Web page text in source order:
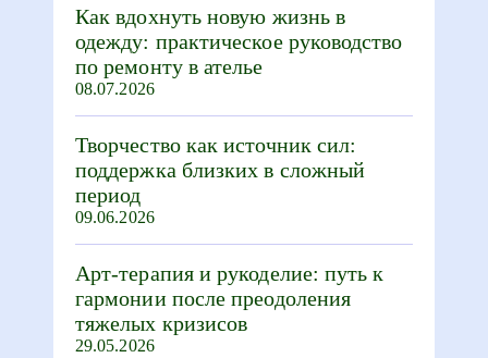
Как вдохнуть новую жизнь в
одежду: практическое руководство
по ремонту в ателье
08.07.2026
Творчество как источник сил:
поддержка близких в сложный
период
09.06.2026
Арт-терапия и рукоделие: путь к
гармонии после преодоления
тяжелых кризисов
29.05.2026